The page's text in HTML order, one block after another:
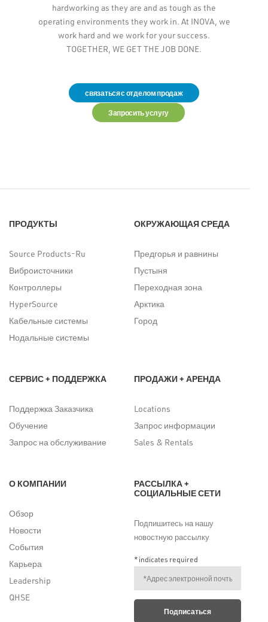
hardworking as they are and as tough as the
operating environments they work in. At INOVA, we
work hard and we work for your success.
TOGETHER, WE GET THE JOB DONE.
связаться с отделом продаж
Запросить услугу
ПРОДУКТЫ
Source Products-Ru
Виброисточники
Контроллеры
HyperSource
Кабельные системы
Нодальные системы
ОКРУЖАЮЩАЯ СРЕДА
Предгорья и равнины
Пустыня
Переходная зона
Арктика
Город
СЕРВИС + ПОДДЕРЖКА
Поддержка Заказчика
Обучение
Запрос на обслуживание
ПРОДАЖИ + АРЕНДА
Locations
Запрос информации
Sales & Rentals
О КОМПАНИИ
Обзор
Новости
События
Карьера
Leadership
QHSE
РАССЫЛКА +
СОЦИАЛЬНЫЕ СЕТИ
Подпишитесь на нашу
новостную рассылку
*indicates required